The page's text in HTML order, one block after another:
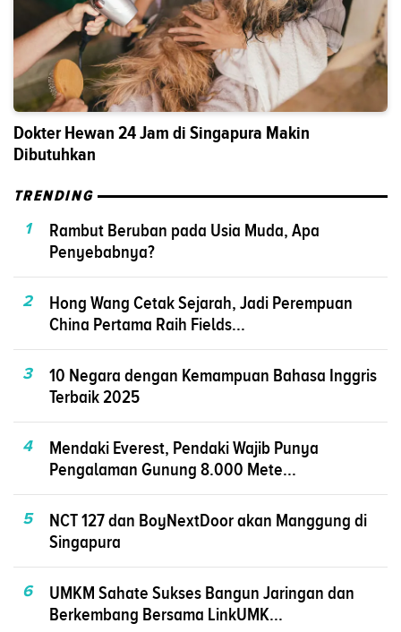
Dokter Hewan 24 Jam di Singapura Makin
Dibutuhkan
TRENDING
1
Rambut Beruban pada Usia Muda, Apa
Penyebabnya?
2
Hong Wang Cetak Sejarah, Jadi Perempuan
China Pertama Raih Fields...
3
10 Negara dengan Kemampuan Bahasa Inggris
Terbaik 2025
4
Mendaki Everest, Pendaki Wajib Punya
Pengalaman Gunung 8.000 Mete...
5
NCT 127 dan BoyNextDoor akan Manggung di
Singapura
6
UMKM Sahate Sukses Bangun Jaringan dan
Berkembang Bersama LinkUMK...